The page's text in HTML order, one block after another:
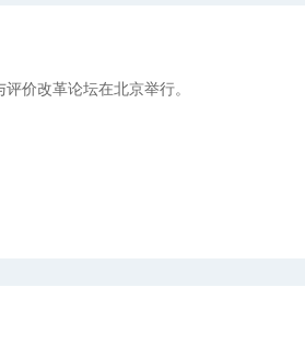
价改革论坛在北京举行。